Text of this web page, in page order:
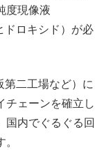
度現像液
ドロキシド）が必
二工場など）に
チェーンを確立し
国内でぐるぐる回